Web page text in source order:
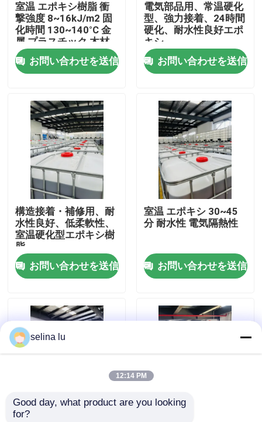
製品
ビデオ
VRショー
わたしたち に つい て
工場 ツアー
品質管理
連絡 ください
引金 を 求め て ください
室温 エポキシ樹脂 衝
撃強度 8~16kJ/m2 固
化時間 130~140°C 金
属,プラスチック,木材
に強く粘着する 6~10
時間お問い合わせを送信
電気部品用、常温硬化
型、強力接着、24時間
硬化、耐水性良好エポ
キシ
お問い合わせを送信
構造接着・補修用、耐
水性良好、低柔軟性、
室温硬化型エポキシ樹
脂
お問い合わせを送信
室温 エポキシ 30~45
分 耐水性 電気隔熱性
お問い合わせを送信
高衝撃強度 8-16kJ/m²
selina lu
12:14 PM
Good day, what product are you looking
for?